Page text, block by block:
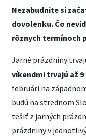
Nezabudnite si
dovolenku. Čo
rôznych termínoch
Jarné prázdniny
víkendmi trvajú až 9
februári na
budú na strednom
tešiť z jarných
prázdniny v